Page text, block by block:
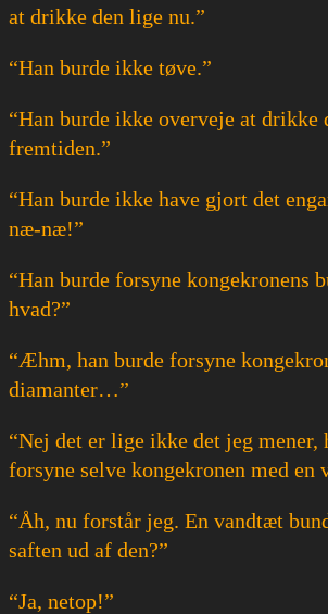
at drikke den lige nu.”
“Han burde ikke tøve.”
“Han burde ikke overveje at drikke
fremtiden.”
“Han burde ikke have gjort det
næ-næ!”
“Han burde forsyne kongekronens
hvad?”
“Æhm, han burde forsyne
diamanter…”
“Nej det er lige ikke det jeg mener,
forsyne selve kongekronen med
“Åh, nu forstår jeg. En vandtæt
saften ud af den?”
“Ja, netop!”